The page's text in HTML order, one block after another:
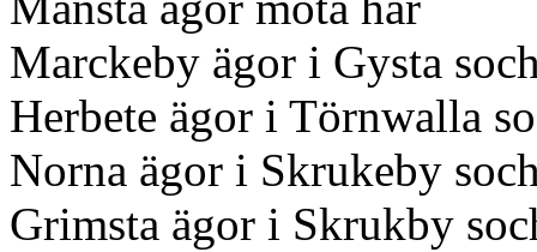
Marckeby ägor i Gysta
Herbete ägor i Törnwalla
Norna ägor i Skrukeby
Grimsta ägor i Skrukby